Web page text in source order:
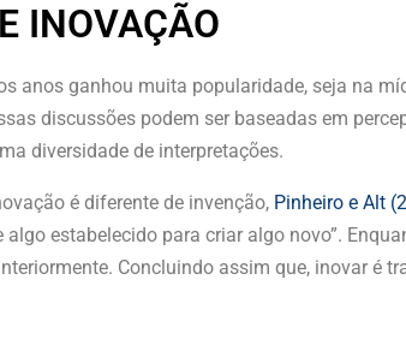
INOVAÇÃO
anos ganhou muita popularidade, seja na
discussões podem ser baseadas em
diversidade de interpretações.
é diferente de invenção, Pinheiro e Alt
estabelecido para criar algo novo”.
Concluindo assim que, inovar é